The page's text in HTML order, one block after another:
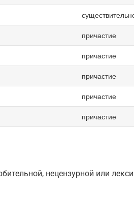
причастие
причастие
причастие
причастие
причастие
нецензурной или